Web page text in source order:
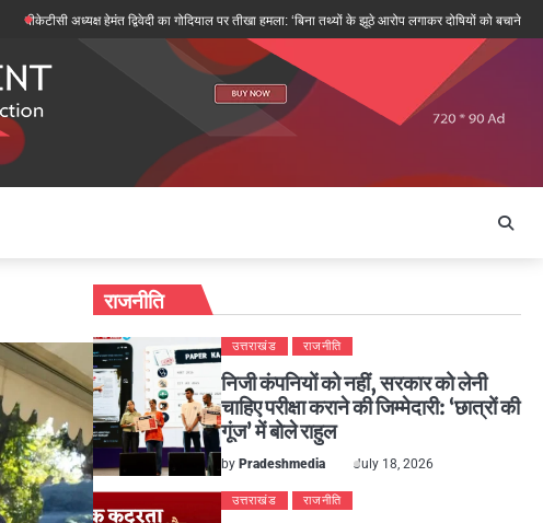
अध्यक्ष हेमंत द्विवेदी का गोदियाल पर तीखा हमला: ‘बिना तथ्यों के झूठे आरोप लगाकर दोषियों को बचाने की कोशिश’
राजनीति
उत्तराखंड राजनीति
निजी कंपनियों को नहीं, सरकार को लेनी
चाहिए परीक्षा कराने की जिम्मेदारी: ‘छात्रों की
गूंज’ में बोले राहुल
by Pradeshmedia July 18, 2026
उत्तराखंड राजनीति